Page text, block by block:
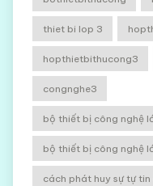
thiet bi lop 3
hopthietbithucong3
congnghe3
bộ thiết bị công nghệ
bộ thiết bị công nghệ
cách phát huy sự tự